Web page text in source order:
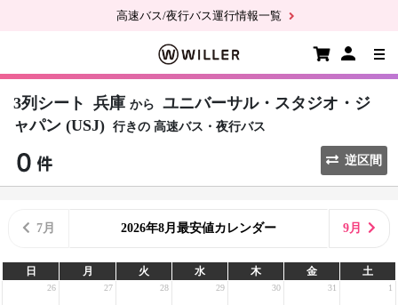
高速バス/夜行バス運行情報一覧
3列シート 兵庫 から
ユニバーサル・スタジオ・ジ
ャパン (USJ) 行きの 高速バス・夜行バス
逆区間
7月 2026年8月最安値カレンダー 9月
日 月 火 水 木 金 土
26 27 28 29 30 31 1